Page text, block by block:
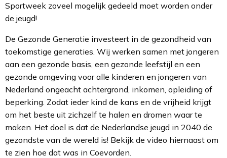
Sportweek zoveel mogelijk gedeeld moet worden onder
de jeugd!
De Gezonde Generatie investeert in de gezondheid van
toekomstige generaties. Wij werken samen met jongeren
aan een gezonde basis, een gezonde leefstijl en een
gezonde omgeving voor alle kinderen en jongeren van
Nederland ongeacht achtergrond, inkomen, opleiding of
beperking. Zodat ieder kind de kans en de vrijheid krijgt
om het beste uit zichzelf te halen en dromen waar te
maken. Het doel is dat de Nederlandse jeugd in 2040 de
gezondste van de wereld is! Bekijk de video hiernaast om
te zien hoe dat was in Coevorden.